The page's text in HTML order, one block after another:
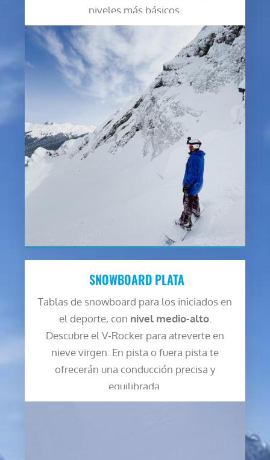
niveles más básicos.
SNOWBOARD PLATA
Tablas de snowboard para los iniciados en
el deporte, con nivel medio-alto.
Descubre el V-Rocker para atreverte en
nieve virgen. En pista o fuera pista te
ofrecerán una conducción precisa y
equilibrada.